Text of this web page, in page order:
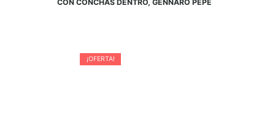
CON CONCHAS DENTRO, GENNARO PEPE
¡OFERTA!